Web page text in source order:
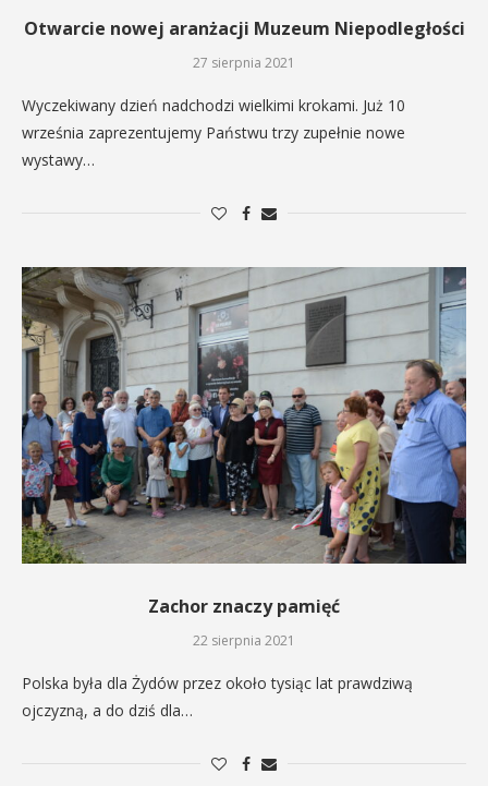
Otwarcie nowej aranżacji Muzeum Niepodległości
27 sierpnia 2021
Wyczekiwany dzień nadchodzi wielkimi krokami. Już 10
września zaprezentujemy Państwu trzy zupełnie nowe
wystawy…
Zachor znaczy pamięć
22 sierpnia 2021
Polska była dla Żydów przez około tysiąc lat prawdziwą
ojczyzną, a do dziś dla…